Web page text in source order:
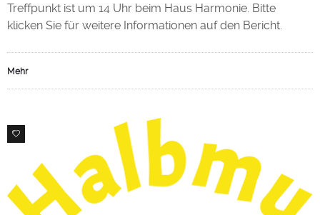
Treffpunkt ist um 14 Uhr beim Haus Harmonie. Bitte
klicken Sie für weitere Informationen auf den Bericht.
Mehr
0